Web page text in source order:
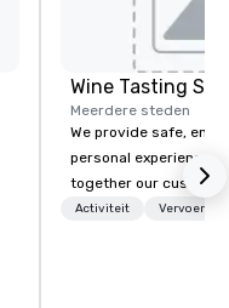
Wine Tasting
Meerdere steden
We provide safe,
personal experiences
together our
restaurants, and
Activiteit Vervoer